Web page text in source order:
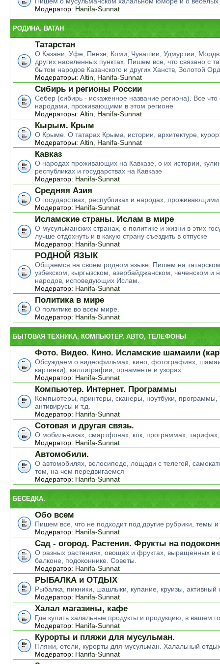
Модератор: Hanifa-Sunnat
РОДИНА. ВАТАН
Татарстан
О Казани, Уфе, Пензе, Коми, Чувашии, Удмуртии,
других населенных пунктах. Пишем все, что связано с
бытом народов Казанского и других Ханств, Золотой
Модераторы: Altin Hanifa-Sunnat
Сибирь и регионы России
Себер (сибирь - искаженное название региона). Все что
народами, проживающими в этом регионе
Модераторы: Altin Hanifa-Sunnat
Кырым. Крым
О Крыме. О татарах Крыма, истории, архитектуре,
Модераторы: Altin Hanifa-Sunnat
Кавказ
О народах проживающих на Кавказе, о их истории,
республиках и государствах на Кавказе
Модератор: Hanifa-Sunnat
Средняя Азия
О государствах, республиках и народах,
Модератор: Hanifa-Sunnat
Исламские страны. Ислам в мире
О мусульманских странах, о политике и жизни в этих
лучше отдохнуть и в какую страну съездить в отпуске
Модератор: Hanifa-Sunnat
РОДНОЙ ЯЗЫК
Общаемся на своем родном языке. Пишем на
узбекском, кыргызском, азербайджанском, чеченском и
народов, исповедующих Ислам.
Модератор: Hanifa-Sunnat
Политика в мире
О политике во всем мире.
Модератор: Hanifa-Sunnat
БЫТОВАЯ ТЕХНИКА, КОМПЬЮТЕР, АВТО, ТЕЛЕФОНЫ
Фото. Видео. Кино. Исламские шамаили
Обсуждаем о видеофильмах, кино, фотографиях,
картинки), каллиграфии, орнаменте и узорах
Модератор: Hanifa-Sunnat
Компьютер. Интернет. Программы
Компьютеры, принтеры, сканеры, ноутбуки, программы,
антивирусы и т.д.
Модератор: Hanifa-Sunnat
Сотовая и другая связь.
О мобильниках, смартфонах, кпк, программах, тарифах,
Модератор: Hanifa-Sunnat
Автомобили.
О автомобилях, велосипеде, лощади с телегой,
том, на чем передвигаемся
Модератор: Hanifa-Sunnat
БЕСЕДКА.
Обо всем
Пишем все, что не подходит под другие рубрики, темы
Модератор: Hanifa-Sunnat
Сад - огород. Растения. Фрукты на
О разных растениях, овощах и фруктах, выращенных в
балконе, подоконнике. Советы.
Модератор: Hanifa-Sunnat
РЫБАЛКА и ОТДЫХ
Рыбалка, пикники, шашлыки, купание, круизы, активный
Модератор: Hanifa-Sunnat
Халал магазины, кафе
Где купить халальные продукты и продукцию, в вашем
Модератор: Hanifa-Sunnat
Курорты и пляжи для мусульман.
Пляжи, отели, курорты для мусульман. Халальный
Модератор: Hanifa-Sunnat